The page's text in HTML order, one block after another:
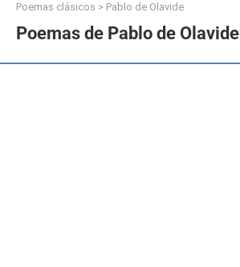
Poemas clásicos > Pablo de Olavide
Poemas de Pablo de Olavide